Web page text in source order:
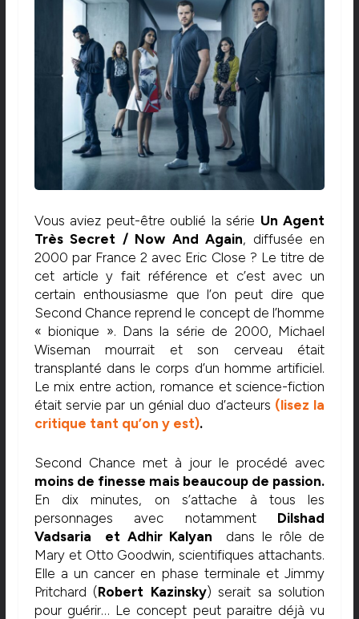
Vous aviez peut-être oublié la série Un Agent
Très Secret / Now And Again, diffusée en
2000 par France 2 avec Eric Close ? Le titre de
cet article y fait référence et c’est avec un
certain enthousiasme que l’on peut dire que
Second Chance reprend le concept de l’homme
« bionique ». Dans la série de 2000, Michael
Wiseman mourrait et son cerveau était
transplanté dans le corps d’un homme artificiel.
Le mix entre action, romance et science-fiction
était servie par un génial duo d’acteurs (lisez la
critique tant qu’on y est).
Second Chance met à jour le procédé avec
moins de finesse mais beaucoup de passion.
En dix minutes, on s’attache à tous les
personnages avec notamment Dilshad
Vadsaria et Adhir Kalyan dans le rôle de
Mary et Otto Goodwin, scientifiques attachants.
Elle a un cancer en phase terminale et Jimmy
Pritchard (Robert Kazinsky) serait sa solution
pour guérir… Le concept peut paraitre déjà vu